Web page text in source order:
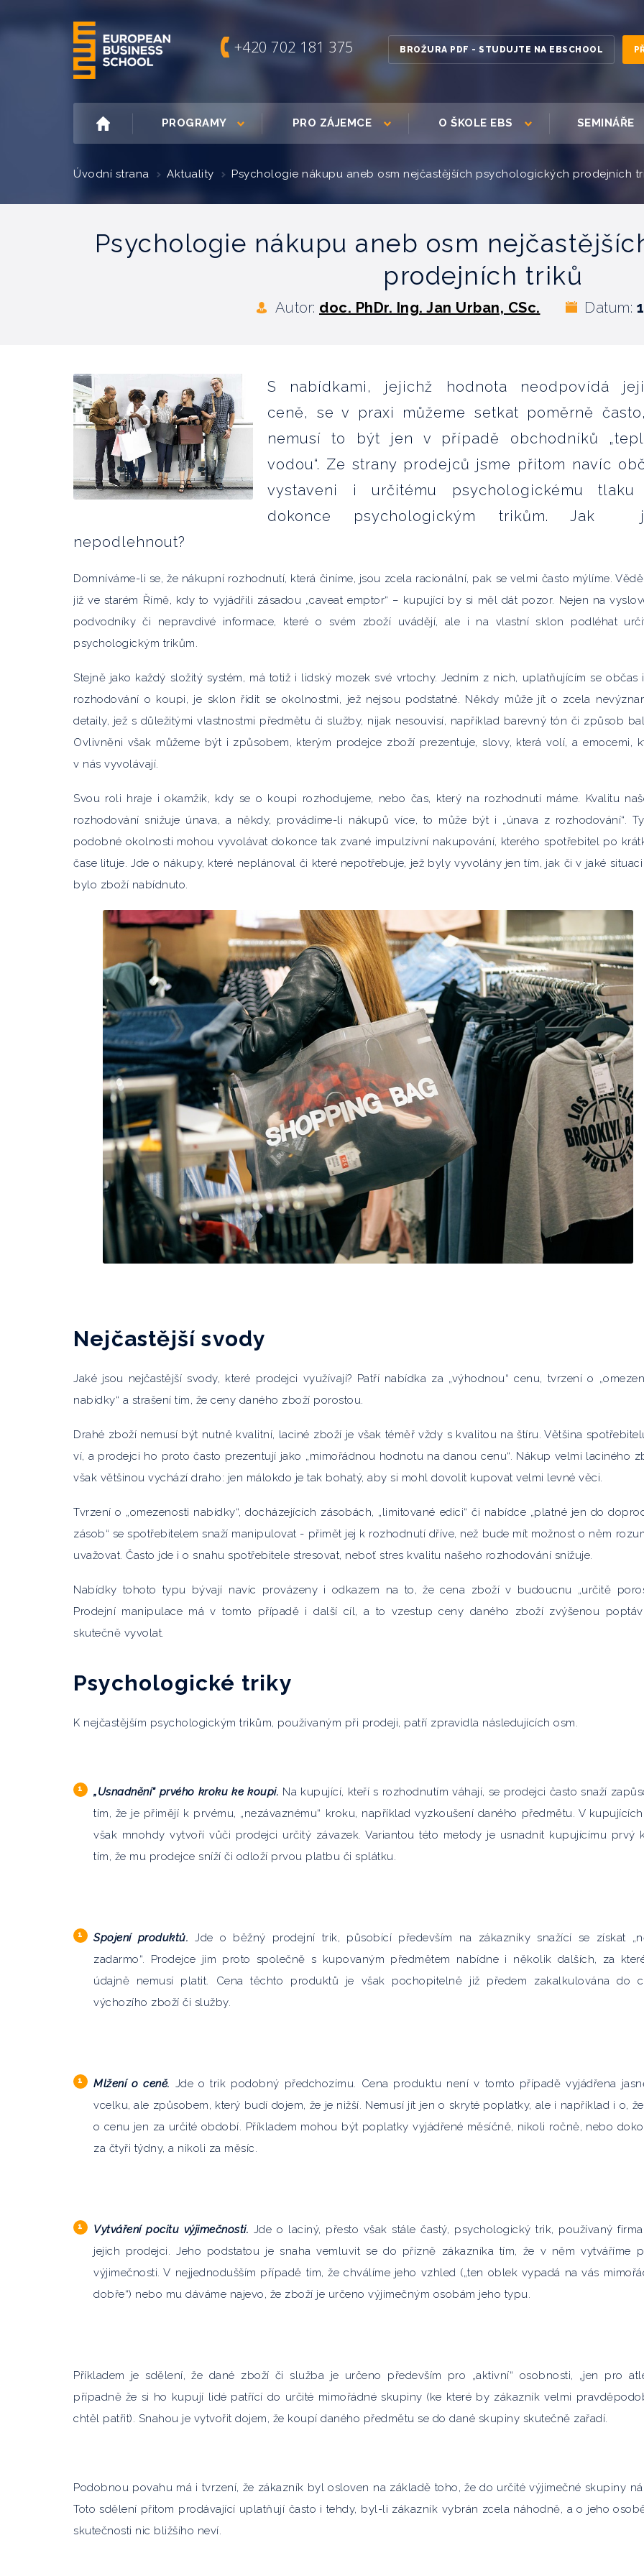
+420 702 181 375 BROŽURA PDF - STUDUJTE NA EBSCHOOL
PROGRAMY PRO ZÁJEMCE O ŠKOLE EBS SEMINÁŘE
Úvodní strana Aktuality Psychologie nákupu aneb osm nejčastějších psychologických prodejních
Psychologie nákupu aneb osm
prodejních triků
Autor: doc. PhDr. Ing. Jan Urban, CSc. Datum:
S nabídkami, jejichž hodnota neodpovídá
ceně, se v praxi můžeme setkat poměrně
nemusí to být jen v případě obchodníků
vodou“. Ze strany prodejců jsme přitom navíc
vystaveni i určitému psychologickému
dokonce psychologickým trikům. Jak
nepodlehnout?
Domníváme-li se, že nákupní rozhodnutí, která činíme, jsou zcela racionální, pak se velmi často mýlíme.
již ve starém Římě, kdy to vyjádřili zásadou „caveat emptor“ – kupující by si měl dát pozor. Nejen na
podvodníky či nepravdivé informace, které o svém zboží uvádějí, ale i na vlastní sklon podléhat
psychologickým trikům.
Stejně jako každý složitý systém, má totiž i lidský mozek své vrtochy. Jedním z nich, uplatňujícím se občas
rozhodování o koupi, je sklon řídit se okolnostmi, jež nejsou podstatné. Někdy může jít o zcela
detaily, jež s důležitými vlastnostmi předmětu či služby, nijak nesouvisí, například barevný tón či způsob
Ovlivněni však můžeme být i způsobem, kterým prodejce zboží prezentuje, slovy, která volí, a emocemi,
v nás vyvolávají.
Svou roli hraje i okamžik, kdy se o koupi rozhodujeme, nebo čas, který na rozhodnutí máme. Kvalitu
rozhodování snižuje únava, a někdy, provádíme-li nákupů více, to může být i „únava z rozhodování“.
podobné okolnosti mohou vyvolávat dokonce tak zvané impulzívní nakupování, kterého spotřebitel po
čase lituje. Jde o nákupy, které neplánoval či které nepotřebuje, jež byly vyvolány jen tím, jak či v jaké
bylo zboží nabídnuto.
Nejčastější svody
Jaké jsou nejčastější svody, které prodejci využívají? Patří nabídka za „výhodnou“ cenu, tvrzení o
nabídky“ a strašení tím, že ceny daného zboží porostou.
Drahé zboží nemusí být nutně kvalitní, laciné zboží je však téměř vždy s kvalitou na štíru. Většina
ví, a prodejci ho proto často prezentují jako „mimořádnou hodnotu na danou cenu“. Nákup velmi laciného
však většinou vychází draho: jen málokdo je tak bohatý, aby si mohl dovolit kupovat velmi levné věci.
Tvrzení o „omezenosti nabídky“, docházejících zásobách, „limitované edici“ či nabídce „platné jen do
zásob“ se spotřebitelem snaží manipulovat - přimět jej k rozhodnutí dříve, než bude mít možnost o něm
uvažovat. Často jde i o snahu spotřebitele stresovat, neboť stres kvalitu našeho rozhodování snižuje.
Nabídky tohoto typu bývají navíc provázeny i odkazem na to, že cena zboží v budoucnu „určitě
Prodejní manipulace má v tomto případě i další cíl, a to vzestup ceny daného zboží zvýšenou
skutečně vyvolat.
Psychologické triky
K nejčastějším psychologickým trikům, používaným při prodeji, patří zpravidla následujících osm.
„Usnadnění“ prvého kroku ke koupi. Na kupující, kteří s rozhodnutím váhají, se prodejci často snaží
tím, že je přimějí k prvému, „nezávaznému“ kroku, například vyzkoušení daného předmětu. V
však mnohdy vytvoří vůči prodejci určitý závazek. Variantou této metody je usnadnit kupujícímu prvý
tím, že mu prodejce sníží či odloží prvou platbu či splátku.
Spojení produktů. Jde o běžný prodejní trik, působící především na zákazníky snažící se získat
zadarmo“. Prodejce jim proto společně s kupovaným předmětem nabídne i několik dalších, za
údajně nemusí platit. Cena těchto produktů je však pochopitelně již předem zakalkulována do
výchozího zboží či služby.
Mlžení o ceně. Jde o trik podobný předchozímu. Cena produktu není v tomto případě vyjádřena
vcelku, ale způsobem, který budí dojem, že je nižší. Nemusí jít jen o skryté poplatky, ale i například i o,
o cenu jen za určité období. Příkladem mohou být poplatky vyjádřené měsíčně, nikoli ročně, nebo
za čtyři týdny, a nikoli za měsíc.
Vytváření pocitu výjimečnosti. Jde o laciný, přesto však stále častý, psychologický trik, používaný
jejich prodejci. Jeho podstatou je snaha vemluvit se do přízně zákazníka tím, že v něm vytváříme
výjimečnosti. V nejjednodušším případě tím, že chválíme jeho vzhled („ten oblek vypadá na vás
dobře“) nebo mu dáváme najevo, že zboží je určeno výjimečným osobám jeho typu.
Příkladem je sdělení, že dané zboží či služba je určeno především pro „aktivní“ osobnosti, „jen pro
případně že si ho kupují lidé patřící do určité mimořádné skupiny (ke které by zákazník velmi
chtěl patřit). Snahou je vytvořit dojem, že koupí daného předmětu se do dané skupiny skutečně zařadí.
Podobnou povahu má i tvrzení, že zákazník byl osloven na základě toho, že do určité výjimečné skupiny
Toto sdělení přitom prodávající uplatňují často i tehdy, byl-li zákazník vybrán zcela náhodně, a o jeho
skutečnosti nic bližšího neví.